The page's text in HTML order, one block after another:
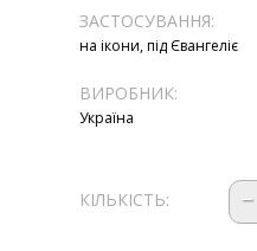
ЗАСТОСУВАННЯ:
на ікони, під Євангеліє
ВИРОБНИК:
Україна
КІЛЬКІСТЬ: